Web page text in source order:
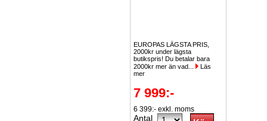
EUROPAS LÄGSTA PRIS,
2000kr under lägsta
butikspris! Du betalar bara
2000kr mer än vad...
Läs
mer
7 999:-
6 399:- exkl. moms
Antal